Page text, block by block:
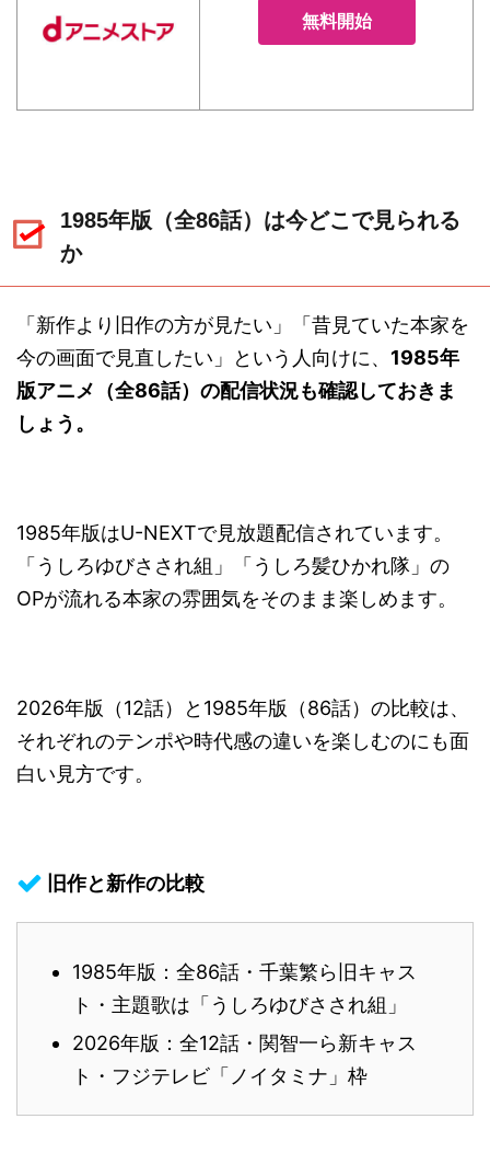
無料開始
1985年版（全86話）は今どこで見られる
か
「新作より旧作の方が見たい」「昔見ていた本家を
今の画面で見直したい」という人向けに、 1985年
版アニメ（全86話）の配信状況も確認しておきま
しょう。
1985年版はU-NEXTで見放題配信されています。
「うしろゆびさされ組」「うしろ髪ひかれ隊」の
OPが流れる本家の雰囲気をそのまま楽しめます。
2026年版（12話）と1985年版（86話）の比較は、
それぞれのテンポや時代感の違いを楽しむのにも面
白い見方です。
旧作と新作の比較
1985年版：全86話・千葉繁ら旧キャス
ト・主題歌は「うしろゆびさされ組」
2026年版：全12話・関智一ら新キャス
ト・フジテレビ「ノイタミナ」枠